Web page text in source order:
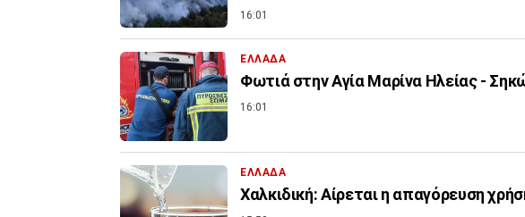
16:01
ΕΛΛΑΔΑ
Φωτιά στην Aγία Μαρίνα Ηλείας -
16:01
ΕΛΛΑΔΑ
Χαλκιδική: Αίρεται η απαγόρευση